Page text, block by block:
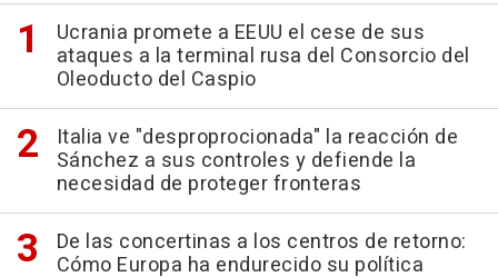
Ucrania promete a EEUU el cese de sus
ataques a la terminal rusa del Consorcio del
Oleoducto del Caspio
Italia ve "desproprocionada" la reacción de
Sánchez a sus controles y defiende la
necesidad de proteger fronteras
De las concertinas a los centros de retorno:
Cómo Europa ha endurecido su política